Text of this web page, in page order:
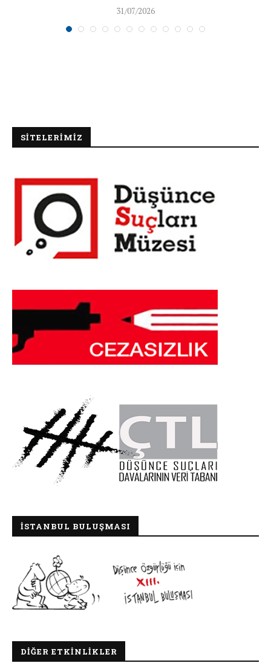
31/07/2026
SİTELERİMİZ
İSTANBUL BULUŞMASI
DIĞER ETKINLIKLER